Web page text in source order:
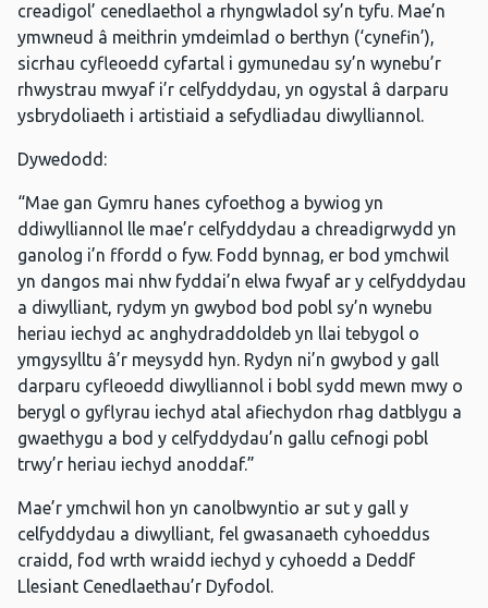
creadigol’ cenedlaethol a rhyngwladol sy’n tyfu. Mae’n
ymwneud â meithrin ymdeimlad o berthyn (‘cynefin’),
sicrhau cyfleoedd cyfartal i gymunedau sy’n wynebu’r
rhwystrau mwyaf i’r celfyddydau, yn ogystal â darparu
ysbrydoliaeth i artistiaid a sefydliadau diwylliannol.
Dywedodd:
“Mae gan Gymru hanes cyfoethog a bywiog yn
ddiwylliannol lle mae’r celfyddydau a chreadigrwydd yn
ganolog i’n ffordd o fyw. Fodd bynnag, er bod ymchwil
yn dangos mai nhw fyddai’n elwa fwyaf ar y celfyddydau
a diwylliant, rydym yn gwybod bod pobl sy’n wynebu
heriau iechyd ac anghydraddoldeb yn llai tebygol o
ymgysylltu â’r meysydd hyn. Rydyn ni’n gwybod y gall
darparu cyfleoedd diwylliannol i bobl sydd mewn mwy o
berygl o gyflyrau iechyd atal afiechydon rhag datblygu a
gwaethygu a bod y celfyddydau’n gallu cefnogi pobl
trwy’r heriau iechyd anoddaf.”
Mae’r ymchwil hon yn canolbwyntio ar sut y gall y
celfyddydau a diwylliant, fel gwasanaeth cyhoeddus
craidd, fod wrth wraidd iechyd y cyhoedd a Deddf
Llesiant Cenedlaethau’r Dyfodol.